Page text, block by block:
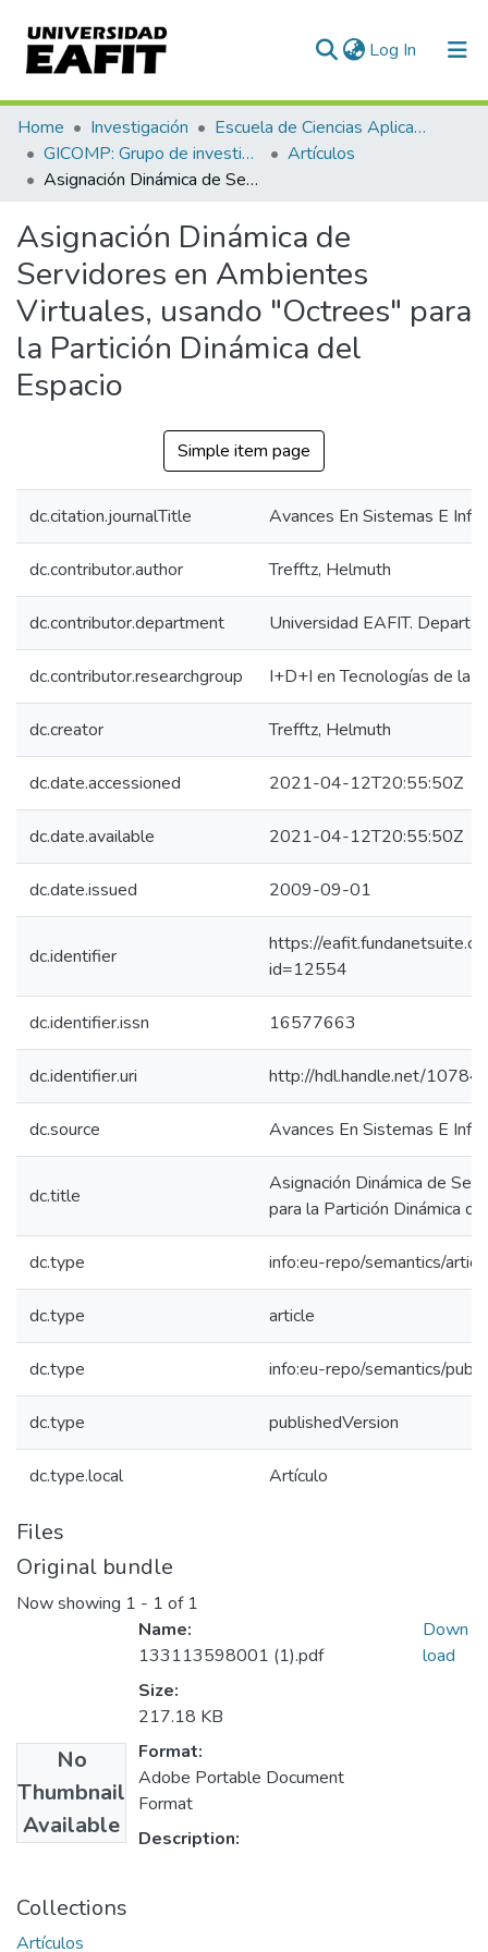
Log In (current)
Communities & Collections
All of DSpace
Home Investigación
Escuela de Ciencias Aplicadas e Ingeniería
GICOMP: Grupo de investigación en computación
Artículos
Asignación Dinámica de Servidores en Ambientes Virtuales, usando "Octrees" para la Partición Dinámica del Espacio
Asignación Dinámica de
Servidores en Ambientes
Virtuales, usando "Octrees" para
la Partición Dinámica del
Espacio
Simple item page
dc.citation.journalTitle Avances En Sistemas E
dc.contributor.author Trefftz, Helmuth
dc.contributor.department Universidad EAFIT.
dc.contributor.researchgroup I+D+I en Tecnologías de la
dc.creator Trefftz, Helmuth
dc.date.accessioned 2021-04-12T20:55:50Z
dc.date.available 2021-04-12T20:55:50Z
dc.date.issued 2009-09-01
dc.identifier
https://
id=12554
dc.identifier.issn 16577663
dc.identifier.uri http://hdl.handle.net/
dc.source Avances En Sistemas E
dc.title
Asignación Dinámica de
para la Partición Dinámica
dc.type info:eu-repo/semantics/
dc.type article
dc.type info:eu-repo/semantics/
dc.type publishedVersion
dc.type.local Artículo
Files
Original bundle
Now showing 1 - 1 of 1
No
Thumbnail
Available
Name:
133113598001 (1).pdf
Size:
217.18 KB
Format:
Adobe Portable Document
Format
Description:
Down
load
Collections
Artículos